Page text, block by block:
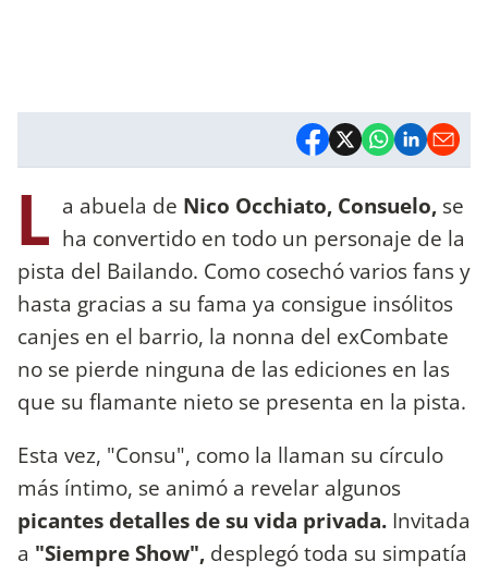
L a abuela de Nico Occhiato, Consuelo, se
ha convertido en todo un personaje de la
pista del Bailando. Como cosechó varios fans y
hasta gracias a su fama ya consigue insólitos
canjes en el barrio, la nonna del exCombate
no se pierde ninguna de las ediciones en las
que su flamante nieto se presenta en la pista.
Esta vez, "Consu", como la llaman su círculo
más íntimo, se animó a revelar algunos
picantes detalles de su vida privada. Invitada
a "Siempre Show", desplegó toda su simpatía